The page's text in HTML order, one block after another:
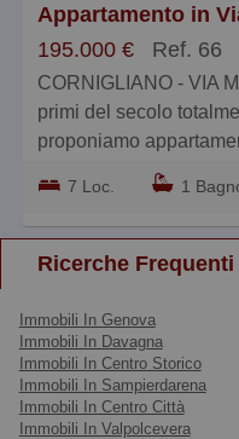
195.000 €
Ref. 66
CORNIGLIANO - VIA MALASPINA - in Bella villa dei
primi del secolo
proponiamo
composto da ingresso,
camere e bagno -
PROPRIETA' - €
010.362. 72.54.
7 Loc. 1
Ricerche Frequenti
Immobili In Genova
Immobili In Davagna
Immobili In Centro Storico
Immobili In Sampierdarena
Immobili In Centro Città
Immobili In Valpolcevera